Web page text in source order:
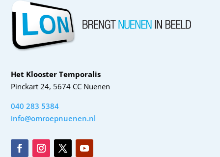
Het Klooster Temporalis
Pinckart 24, 5674 CC Nuenen
040 283 5384
info@omroepnuenen.nl